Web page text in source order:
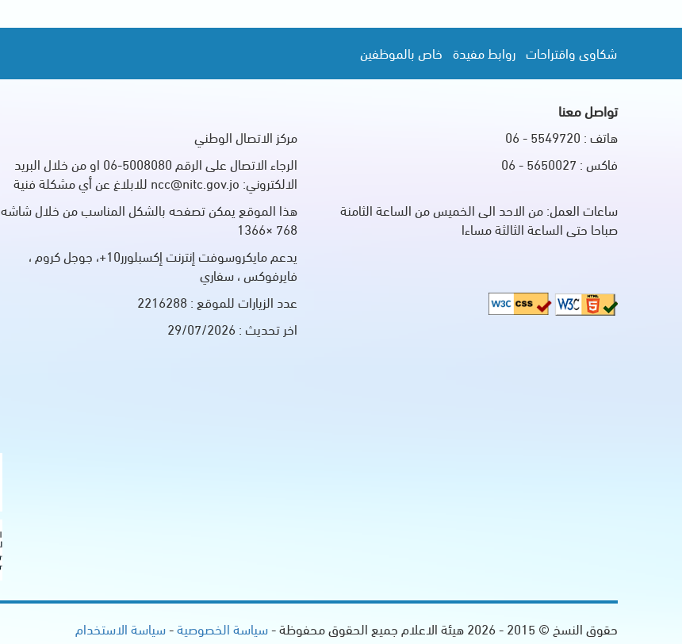
شكاوى واقتراحات روابط مفيدة خاص بالموظفين
تواصل معنا
هاتف : 5549720 - 06
فاكس : 5650027 - 06
مركز الاتصال الوطني
الرجاء الاتصال على الرقم 5008080-06 او من خلال البريد
الالكتروني: ncc@nitc.gov.jo للابلاغ عن أي مشكلة فنية
ساعات العمل: من الاحد الى الخميس من الساعة الثامنة
صباحا حتى الساعة الثالثة مساءا
هذا الموقع يمكن تصفحه بالشكل المناسب من خلال شاشه
768 ×1366
يدعم مايكروسوفت إنترنت إكسبلورر10+، جوجل كروم ،
فايرفوكس ، سفاري
عدد الزيارات للموقع : 2216288
اخر تحديث : 29/07/2026
حقوق النسخ © 2015 - 2026 هيئة الاعلام جميع الحقوق محفوظة -سياسة الخصوصية-سياسة الاستخدام